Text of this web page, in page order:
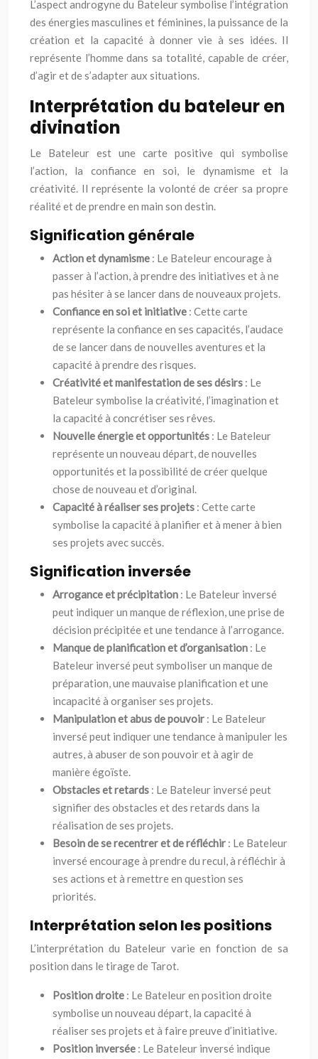
L’aspect androgyne du Bateleur symbolise l’intégration
des énergies masculines et féminines, la puissance de la
création et la capacité à donner vie à ses idées. Il
représente l’homme dans sa totalité, capable de créer,
d’agir et de s’adapter aux situations.
Interprétation du bateleur en
divination
Le Bateleur est une carte positive qui symbolise
l’action, la confiance en soi, le dynamisme et la
créativité. Il représente la volonté de créer sa propre
réalité et de prendre en main son destin.
Signification générale
Action et dynamisme : Le Bateleur encourage à
passer à l’action, à prendre des initiatives et à ne
pas hésiter à se lancer dans de nouveaux projets.
Confiance en soi et initiative : Cette carte
représente la confiance en ses capacités, l’audace
de se lancer dans de nouvelles aventures et la
capacité à prendre des risques.
Créativité et manifestation de ses désirs : Le
Bateleur symbolise la créativité, l’imagination et
la capacité à concrétiser ses rêves.
Nouvelle énergie et opportunités : Le Bateleur
représente un nouveau départ, de nouvelles
opportunités et la possibilité de créer quelque
chose de nouveau et d’original.
Capacité à réaliser ses projets : Cette carte
symbolise la capacité à planifier et à mener à bien
ses projets avec succès.
Signification inversée
Arrogance et précipitation : Le Bateleur inversé
peut indiquer un manque de réflexion, une prise de
décision précipitée et une tendance à l’arrogance.
Manque de planification et d’organisation : Le
Bateleur inversé peut symboliser un manque de
préparation, une mauvaise planification et une
incapacité à organiser ses projets.
Manipulation et abus de pouvoir : Le Bateleur
inversé peut indiquer une tendance à manipuler les
autres, à abuser de son pouvoir et à agir de
manière égoïste.
Obstacles et retards : Le Bateleur inversé peut
signifier des obstacles et des retards dans la
réalisation de ses projets.
Besoin de se recentrer et de réfléchir : Le Bateleur
inversé encourage à prendre du recul, à réfléchir à
ses actions et à remettre en question ses
priorités.
Interprétation selon les positions
L’interprétation du Bateleur varie en fonction de sa
position dans le tirage de Tarot.
Position droite : Le Bateleur en position droite
symbolise un nouveau départ, la capacité à
réaliser ses projets et à faire preuve d’initiative.
Position inversée : Le Bateleur inversé indique